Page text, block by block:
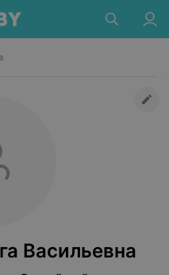
Васильевна